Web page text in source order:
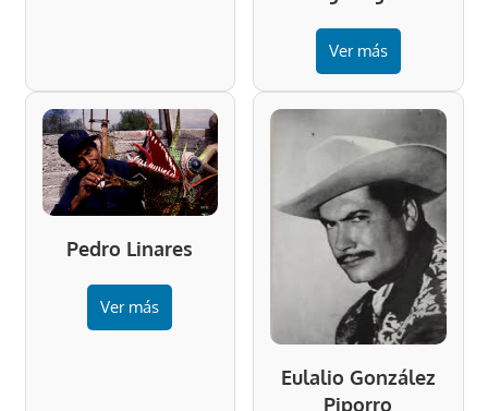
Ver más
Pedro Linares
Ver más
Eulalio González
Piporro